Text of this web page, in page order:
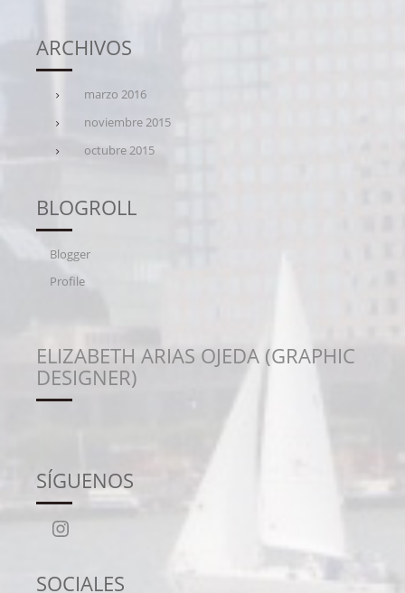
ARCHIVOS
marzo 2016
noviembre 2015
octubre 2015
BLOGROLL
Blogger
Profile
ELIZABETH ARIAS OJEDA (GRAPHIC
DESIGNER)
SÍGUENOS
Instagram
SOCIALES